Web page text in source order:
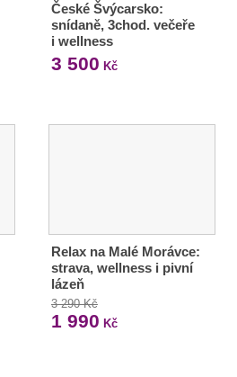
České Švýcarsko:
snídaně, 3chod. večeře
i wellness
3 500 Kč
Relax na Malé Morávce:
strava, wellness i pivní
lázeň
3 290 Kč
1 990 Kč